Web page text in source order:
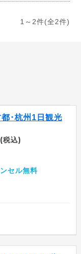
1～2件(全2件)
･杭州1日観光
(税込)
セル無料